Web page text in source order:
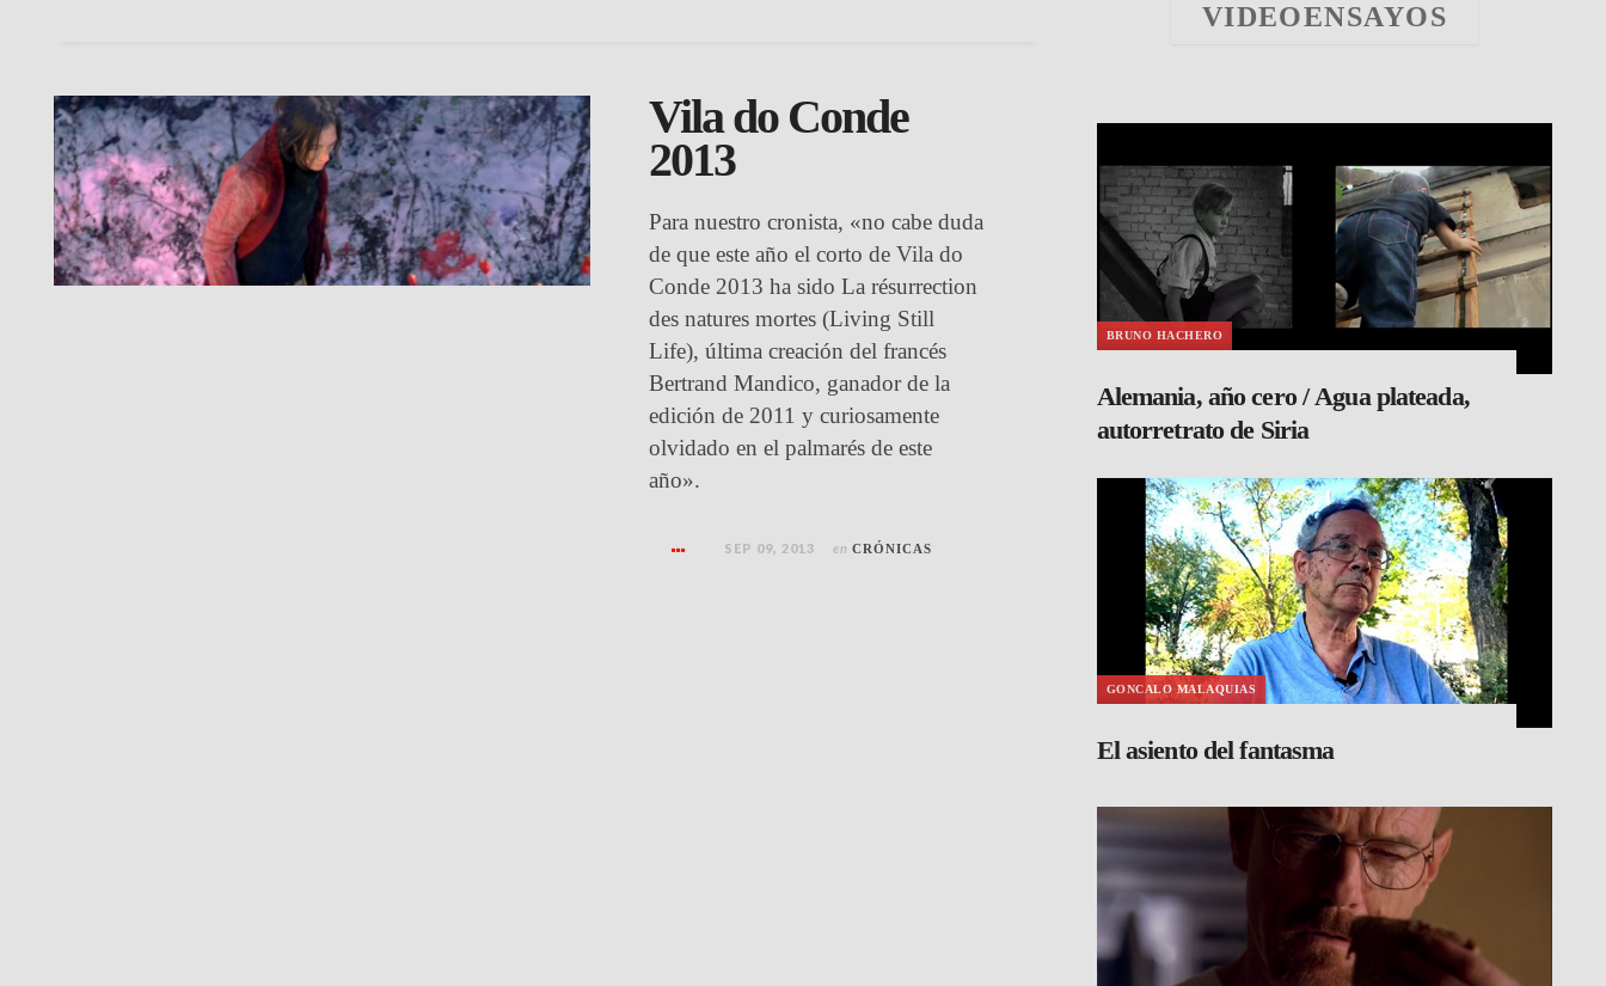
Vila do Conde
2013
Para nuestro cronista, «no cabe duda
de que este año el corto de Vila do
Conde 2013 ha sido La résurrection
des natures mortes (Living Still
Life), última creación del francés
Bertrand Mandico, ganador de la
edición de 2011 y curiosamente
olvidado en el palmarés de este
año».
SEP 09, 2013 en CRÓNICAS
VIDEOENSAYOS
BRUNO HACHERO
Alemania, año cero / Agua plateada,
autorretrato de Siria
GONCALO MALAQUIAS
El asiento del fantasma